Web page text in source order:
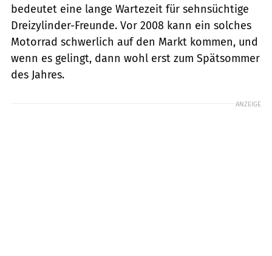
bedeutet eine lange Wartezeit für sehnsüchtige
Dreizylinder-Freunde. Vor 2008 kann ein solches
Motorrad schwerlich auf den Markt kommen, und
wenn es gelingt, dann wohl erst zum Spätsommer
des Jahres.
ANZEIGE